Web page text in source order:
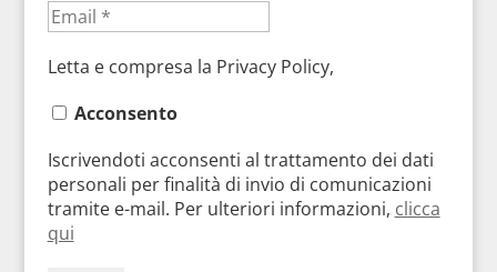
Letta e compresa la Privacy Policy,
Acconsento
Iscrivendoti acconsenti al trattamento dei dati
personali per finalità di invio di comunicazioni
tramite e-mail. Per ulteriori informazioni, clicca
qui